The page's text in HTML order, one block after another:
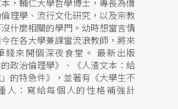
，輔仁大學哲學博士，專長為價
理學、流行文化研究，以及宗教
什麼相關的學門。幼時想當言情
在各大學兼課當流浪教師，將來
錢來開個深夜食堂。 最新出版
的政治倫理學》、《人渣文本：給
」的特急件》，並著有《大學生不
人：寫給每個人的性格補強計